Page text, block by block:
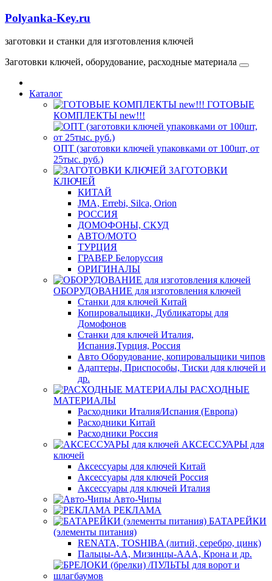
Polyanka-Key.ru
заготовки и станки для изготовления ключей
Заготовки ключей, оборудование, расходные материала
Каталог
ГОТОВЫЕ
КОМПЛЕКТЫ new!!!
ОПТ (заготовки ключей упаковками от 100шт, от
25тыс. руб.)
ЗАГОТОВКИ
КЛЮЧЕЙ
КИТАЙ
JMA, Errebi, Silca, Orion
РОССИЯ
ДОМОФОНЫ, СКУД
ABTO/МОТО
ТУРЦИЯ
ГРАВЕР Белоруссия
ОРИГИНАЛЫ
ОБОРУДОВАНИЕ для изготовления ключей
Станки для ключей Китай
Копировальщики, Дубликаторы для
Домофонов
Станки для ключей Италия,
Испания,Турция, Россия
Авто Оборудование, копировальщики чипов
Адаптеры, Приспособы, Тиски для ключей и
др.
РАСХОДНЫЕ
МАТЕРИАЛЫ
Расходники Италия/Испания (Европа)
Расходники Китай
Расходники Россия
АКСЕССУАРЫ для
ключей
Аксессуары для ключей Китай
Аксессуары для ключей Россия
Аксессуары для ключей Италия
Авто-Чипы
РЕКЛАМА
БАТАРЕЙКИ
(элементы питания)
RENATA, TOSHIBA (литий, серебро, цинк)
Пальцы-АА, Мизинцы-ААА, Крона и др.